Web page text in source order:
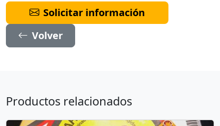
Solicitar información
Volver
Productos relacionados